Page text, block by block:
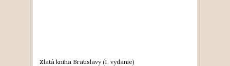
Zlatá kniha Bratislavy (I. vydanie)